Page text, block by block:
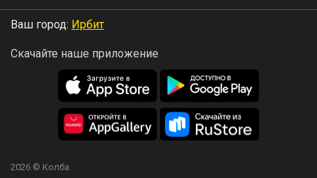
Ваш город: Ирбит
Скачайте наше приложение
2026 © Колба